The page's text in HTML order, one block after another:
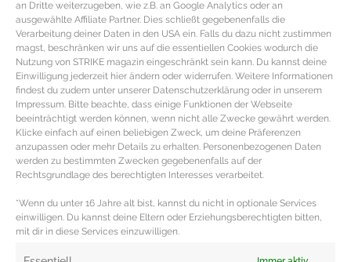
an Dritte weiterzugeben, wie z.B. an Google Analytics oder an
ausgewählte Affiliate Partner. Dies schließt gegebenenfalls die
Verarbeitung deiner Daten in den USA ein. Falls du dazu nicht zustimmen
magst, beschränken wir uns auf die essentiellen Cookies wodurch die
Nutzung von STRIKE magazin eingeschränkt sein kann. Du kannst deine
Einwilligung jederzeit hier ändern oder widerrufen. Weitere Informationen
findest du zudem unter unserer Datenschutzerklärung oder in unserem
Impressum. Bitte beachte, dass einige Funktionen der Webseite
beeinträchtigt werden können, wenn nicht alle Zwecke gewährt werden.
Klicke einfach auf einen beliebigen Zweck, um deine Präferenzen
anzupassen oder mehr Details zu erhalten. Personenbezogenen Daten
werden zu bestimmten Zwecken gegebenenfalls auf der
Rechtsgrundlage des berechtigten Interesses verarbeitet.
*Wenn du unter 16 Jahre alt bist, kannst du nicht in optionale Services
einwilligen. Du kannst deine Eltern oder Erziehungsberechtigten bitten,
mit dir in diese Services einzuwilligen.
BEAUTY TIPP – Die besten Detox
Produkte
Schönheit Nach den Feiertagen inklusive Silvester und
exzessivem Feiern steht im Januar bei STRIKE